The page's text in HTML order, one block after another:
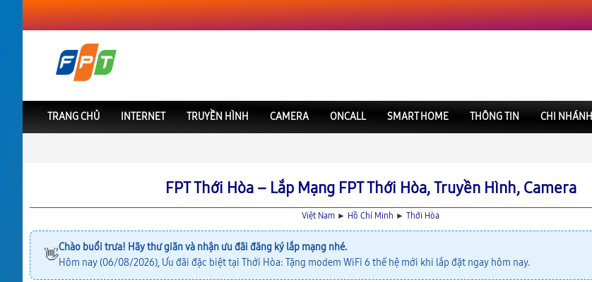
TRANG CHỦ INTERNET TRUYỀN HÌNH CAMERA ONCALL SMART HOME THÔNG TIN CHI NHÁNH
FPT Thới Hòa – Lắp Mạng FPT Thới Hòa, Truyền Hình, Camera
Việt Nam ► Hồ Chí Minh ►Thới Hòa
👋Chào buổi trưa! Hãy thư giãn và nhận ưu đãi đăng ký lắp mạng nhé.
Hôm nay (06/08/2026), Ưu đãi đặc biệt tại Thới Hòa: Tặng modem WiFi 6 thế hệ mới khi lắp đặt ngay hôm nay.